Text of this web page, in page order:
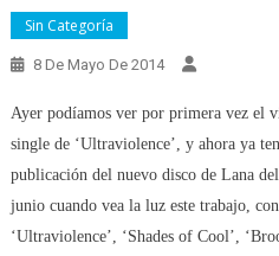
Sin Categoría
8 De Mayo De 2014
Ayer podíamos ver por primera vez el
single de ‘Ultraviolence’, y ahora ya
publicación del nuevo disco de Lana
junio cuando vea la luz este trabajo,
‘Ultraviolence’, ‘Shades of Cool’,